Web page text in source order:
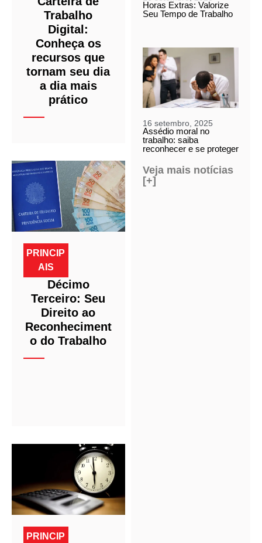
Trabalho
Digital:
Conheça os
recursos que
tornam seu dia
a dia mais
prático
PRINCIP
AIS
Décimo
Terceiro: Seu
Direito ao
Reconheciment
o do Trabalho
PRINCIP
Horas Extras: Valorize
Seu Tempo de Trabalho
16 setembro, 2025
Assédio moral no
trabalho: saiba
reconhecer e se proteger
Veja mais notícias
[+]